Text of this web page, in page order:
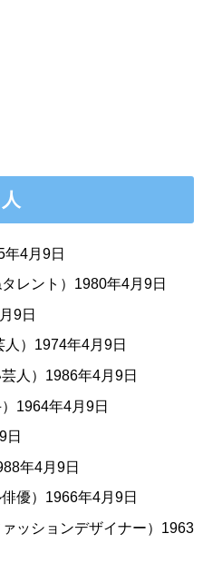
年4月9日
レント）1980年4月9日
9日
）1974年4月9日
人）1986年4月9日
1964年4月9日
日
年4月9日
優）1966年4月9日
ッションデザイナー）1963